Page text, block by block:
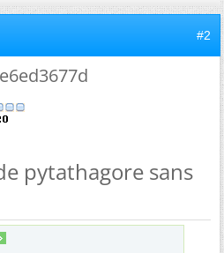
#2
pytathagore sans